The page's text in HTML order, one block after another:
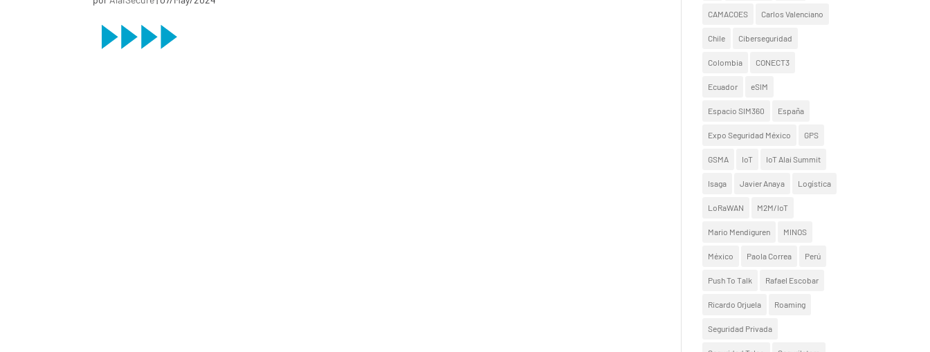
CAMACOES Carlos Valenciano
Chile Ciberseguridad
Colombia CONECT3
Ecuador eSIM
Espacio SIM360 España
Expo Seguridad México GPS
GSMA IoT IoT Alai Summit
Isaga Javier Anaya Logística
LoRaWAN M2M/IoT
Mario Mendiguren MINOS
México Paola Correa Perú
Push To Talk Rafael Escobar
Ricardo Orjuela Roaming
Seguridad Privada